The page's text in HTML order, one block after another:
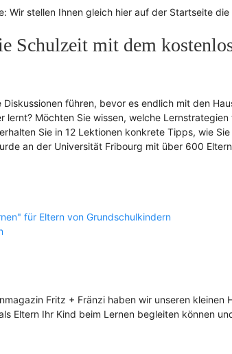
Wir stellen Ihnen gleich hier auf der Startseite
Schulzeit mit dem
führen, bevor es endlich mit den
lernt? Möchten Sie wissen, welche
Sie in 12 Lektionen konkrete Tipps, wie
an der Universität Fribourg mit über 600
für Eltern von Grundschulkindern
Fritz + Fränzi haben wir unseren
Eltern Ihr Kind beim Lernen begleiten können